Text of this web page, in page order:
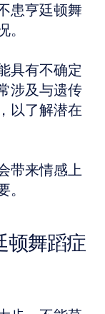
患亨廷顿舞
。
具有不确定
涉及与遗传
以了解潜在
带来情感上
顿舞蹈症